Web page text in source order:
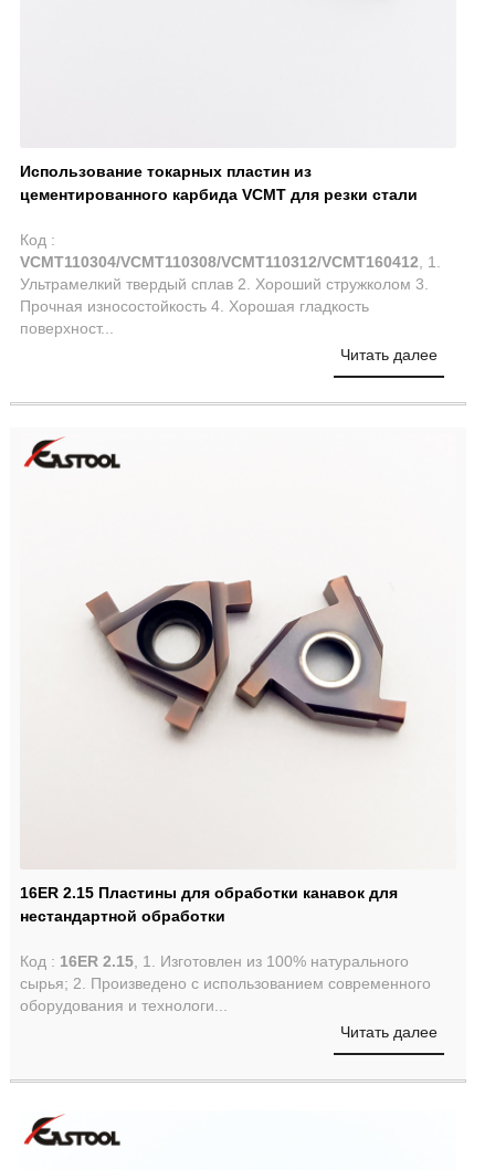
Использование токарных пластин из
цементированного карбида VCMT для резки стали
Код :
VCMT110304/VCMT110308/VCMT110312/VCMT160412 , 1.
Ультрамелкий твердый сплав 2. Хороший стружколом 3.
Прочная износостойкость 4. Хорошая гладкость
поверхност...
Читать далее
16ER 2.15 Пластины для обработки канавок для
нестандартной обработки
Код : 16ER 2.15, 1. Изготовлен из 100% натурального
сырья; 2. Произведено с использованием современного
оборудования и технологи...
Читать далее